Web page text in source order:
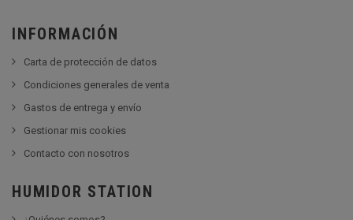
INFORMACIÓN
Carta de protección de datos
Condiciones generales de venta
Gastos de entrega y envío
Gestionar mis cookies
Contacto con nosotros
HUMIDOR STATION